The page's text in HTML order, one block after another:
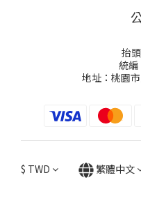
抬
統編
地址：桃園
$ TWD 繁體中文